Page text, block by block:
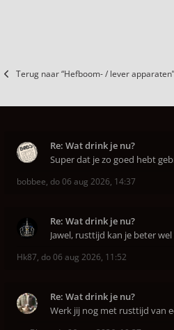
Terug naar “Hefboom- / lever apparaten”
Re: Wat drink je nu?
Super dat je zo goed hebt
bobbee, do 06 aug 2026, 14:37
Re: Wat drink je nu?
Jawel, rusttijd kan je beter
Hk87, do 06 aug 2026, 11:52
Re: Wat drink je nu?
Werk jij nog met rusttijd van